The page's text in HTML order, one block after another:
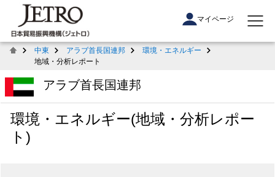
マイページ
中東 アラブ首長国連邦
環境・エネルギー
地域・分析レポート
アラブ首長国連邦
環境・エネルギー(地域・分析レポー
ト)